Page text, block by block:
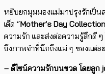
หยิบยกมุมมองแม่มาปรุงรักเป็
เต็ด “Mother’s Day
ความรัก และส่งต่อความรู้สึกดี
ถึงภาพจำที่นึกถึงแม่ ๆ ของแต่ล
– ดีไซน์ความรักบนขวด โดยลูก